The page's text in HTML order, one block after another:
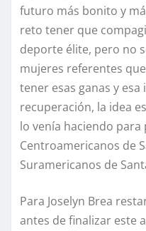
futuro más bonito y
reto tener que
deporte élite, pero no
mujeres referentes
tener esas ganas y
recuperación, la idea
lo venía haciendo para
Centroamericanos de
Suramericanos de
Para Joselyn Brea
antes de finalizar este